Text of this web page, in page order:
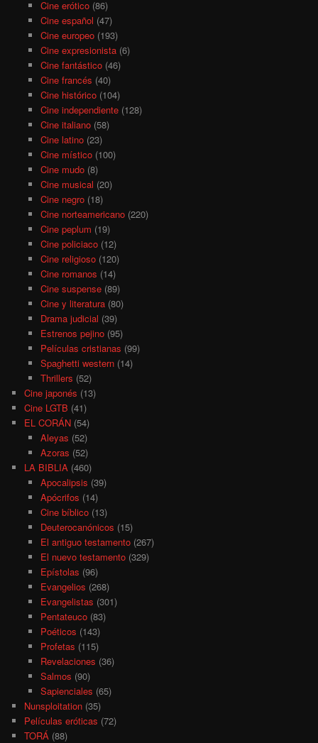
Cine erótico(86)
Cine español (47)
Cine europeo(193)
Cine expresionista(6)
Cine fantástico(46)
Cine francés (40)
Cine histórico(104)
Cine independiente(128)
Cine italiano(58)
Cine latino(23)
Cine místico(100)
Cine mudo(8)
Cine musical (20)
Cine negro(18)
Cine norteamericano(220)
Cine peplum (19)
Cine policiaco(12)
Cine religioso(120)
Cine romanos (14)
Cine suspense(89)
Cine y literatura(80)
Drama judicial (39)
Estrenos pejino(95)
Películas cristianas (99)
Spaghetti western(14)
Thrillers (52)
Cine japonés (13)
Cine LGTB (41)
EL CORÁN (54)
Aleyas (52)
Azoras (52)
LA BIBLIA (460)
Apocalipsis (39)
Apócrifos (14)
Cine bíblico(13)
Deuterocanónicos (15)
El antiguo testamento(267)
El nuevo testamento(329)
Epístolas (96)
Evangelios (268)
Evangelistas (301)
Pentateuco(83)
Poéticos (143)
Profetas (115)
Revelaciones (36)
Salmos (90)
Sapienciales (65)
Nunsploitation (35)
Películas eróticas (72)
TORÁ (88)